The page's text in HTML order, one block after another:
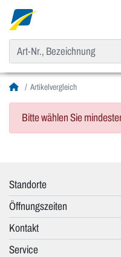
Artikelvergleich
Bitte wählen Sie
Standorte
Öffnungszeiten
Kontakt
Service